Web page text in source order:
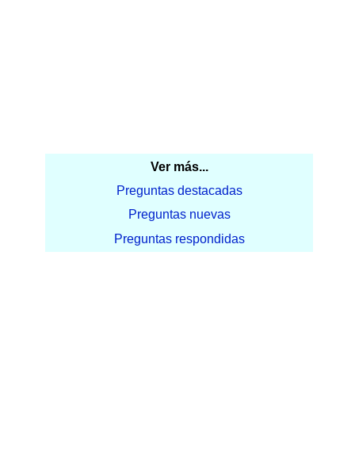
Ver más...
Preguntas destacadas
Preguntas nuevas
Preguntas respondidas